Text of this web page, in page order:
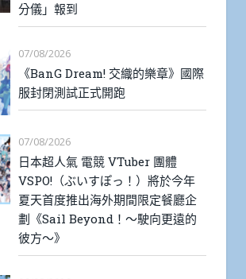
分儀」報到
07/08/2026
《BanG Dream! 交織的樂章》國際
服封閉測試正式開跑
07/08/2026
日本超人氣 電競 VTuber 團體
VSPO!（ぶいすぽっ！）將於今年
夏天首度推出海外期間限定餐廳企
劃《Sail Beyond！～駛向更遠的
彼方～》